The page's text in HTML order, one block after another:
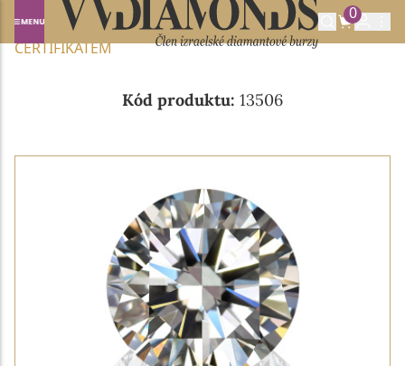
0
Domů NABÍDKA DIAMANTŮ
0.19CT D/VVS2 S IGI
CERTIFIKÁTEM
Kód produktu: 13506